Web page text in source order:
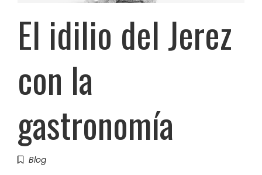
El idilio del Jerez
con la
gastronomía
Blog